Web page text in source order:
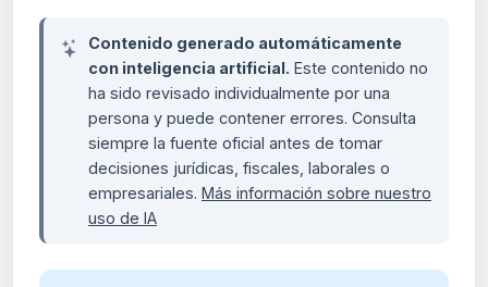
Contenido generado automáticamente
con inteligencia artificial. Este contenido no
ha sido revisado individualmente por una
persona y puede contener errores. Consulta
siempre la fuente oficial antes de tomar
decisiones jurídicas, fiscales, laborales o
empresariales. Más información sobre nuestro
uso de IA